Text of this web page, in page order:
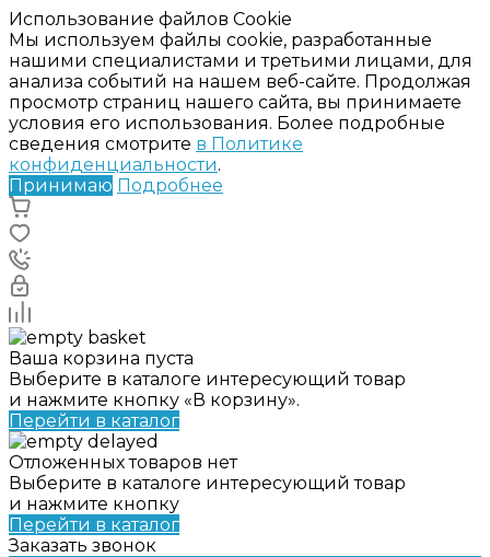
Использование файлов Cookie
Мы используем файлы cookie, разработанные
нашими специалистами и третьими лицами, для
анализа событий на нашем веб-сайте. Продолжая
просмотр страниц нашего сайта, вы принимаете
условия его использования. Более подробные
сведения смотрите в Политике
конфиденциальности.
Принимаю Подробнее
Ваша корзина пуста
Выберите в каталоге интересующий товар
и нажмите кнопку «В корзину».
Перейти в каталог
Отложенных товаров нет
Выберите в каталоге интересующий товар
и нажмите кнопку
Перейти в каталог
Заказать звонок